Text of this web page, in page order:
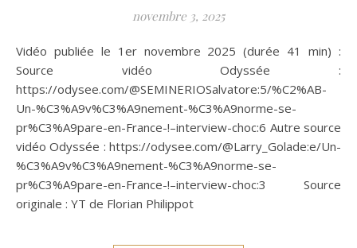
novembre 3, 2025
Vidéo publiée le 1er novembre 2025 (durée 41 min) :
Source vidéo Odyssée :
https://odysee.com/@SEMINERIOSalvatore:5/%C2%AB-
Un-%C3%A9v%C3%A9nement-%C3%A9norme-se-
pr%C3%A9pare-en-France-!–interview-choc:6 Autre source
vidéo Odyssée : https://odysee.com/@Larry_Golade:e/Un-
%C3%A9v%C3%A9nement-%C3%A9norme-se-
pr%C3%A9pare-en-France-!–interview-choc:3 Source
originale : YT de Florian Philippot